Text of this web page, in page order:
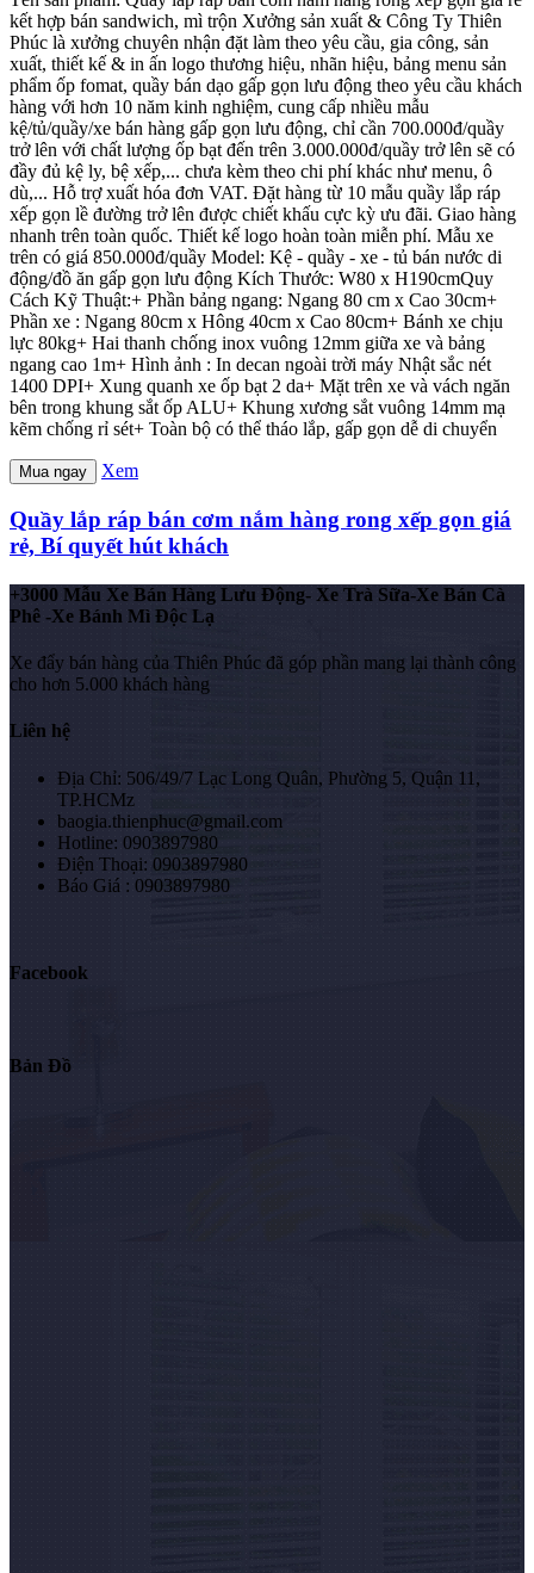
kết hợp bán sandwich, mì trộn Xưởng sản xuất & Công Ty Thiên
Phúc là xưởng chuyên nhận đặt làm theo yêu cầu, gia công, sản
xuất, thiết kế & in ấn logo thương hiệu, nhãn hiệu, bảng menu sản
phẩm ốp fomat, quầy bán dạo gấp gọn lưu động theo yêu cầu khách
hàng với hơn 10 năm kinh nghiệm, cung cấp nhiều mẫu
kệ/tủ/quầy/xe bán hàng gấp gọn lưu động, chỉ cần 700.000đ/quầy
trở lên với chất lượng ốp bạt đến trên 3.000.000đ/quầy trở lên sẽ có
đầy đủ kệ ly, bệ xếp,... chưa kèm theo chi phí khác như menu, ô
dù,... Hỗ trợ xuất hóa đơn VAT. Đặt hàng từ 10 mẫu quầy lắp ráp
xếp gọn lề đường trở lên được chiết khấu cực kỳ ưu đãi. Giao hàng
nhanh trên toàn quốc. Thiết kế logo hoàn toàn miễn phí. Mẫu xe
trên có giá 850.000đ/quầy Model: Kệ - quầy - xe - tủ bán nước di
động/đồ ăn gấp gọn lưu động Kích Thước: W80 x H190cmQuy
Cách Kỹ Thuật:+ Phần bảng ngang: Ngang 80 cm x Cao 30cm+
Phần xe : Ngang 80cm x Hông 40cm x Cao 80cm+ Bánh xe chịu
lực 80kg+ Hai thanh chống inox vuông 12mm giữa xe và bảng
ngang cao 1m+ Hình ảnh : In decan ngoài trời máy Nhật sắc nét
1400 DPI+ Xung quanh xe ốp bạt 2 da+ Mặt trên xe và vách ngăn
bên trong khung sắt ốp ALU+ Khung xương sắt vuông 14mm mạ
kẽm chống rỉ sét+ Toàn bộ có thể tháo lắp, gấp gọn dễ di chuyển
Mua ngay Xem
Quầy lắp ráp bán cơm nắm hàng rong xếp gọn giá
rẻ, Bí quyết hút khách
+3000 Mẫu Xe Bán Hàng Lưu Động- Xe Trà Sữa-Xe Bán Cà
Phê -Xe Bánh Mì Độc Lạ
Xe đẩy bán hàng của Thiên Phúc đã góp phần mang lại thành công
cho hơn 5.000 khách hàng
Liên hệ
Địa Chỉ: 506/49/7 Lạc Long Quân, Phường 5, Quận 11,
TP.HCMz
baogia.thienphuc@gmail.com
Hotline: 0903897980
Điện Thoại: 0903897980
Báo Giá : 0903897980
Facebook
Bản Đồ